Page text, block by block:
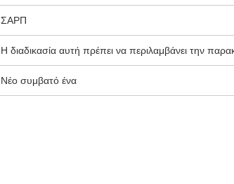
ΣΑΡΠ
Η διαδικασία αυτή πρέπει να περιλαμβάνει την
Νέο συμβατό ένα